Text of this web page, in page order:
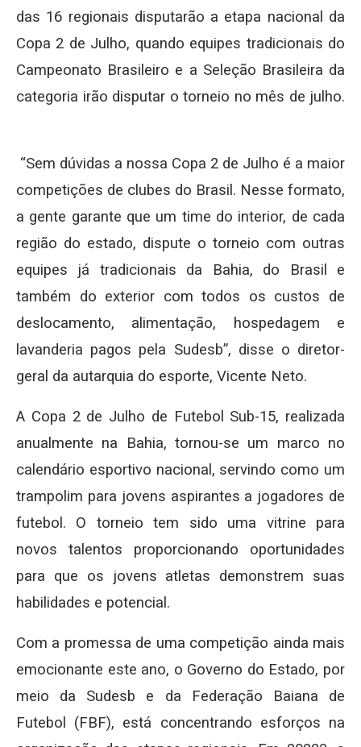
das 16 regionais disputarão a etapa nacional da
Copa 2 de Julho, quando equipes tradicionais do
Campeonato Brasileiro e a Seleção Brasileira da
categoria irão disputar o torneio no mês de julho.
“Sem dúvidas a nossa Copa 2 de Julho é a maior
competições de clubes do Brasil. Nesse formato,
a gente garante que um time do interior, de cada
região do estado, dispute o torneio com outras
equipes já tradicionais da Bahia, do Brasil e
também do exterior com todos os custos de
deslocamento, alimentação, hospedagem e
lavanderia pagos pela Sudesb”, disse o diretor-
geral da autarquia do esporte, Vicente Neto.
A Copa 2 de Julho de Futebol Sub-15, realizada
anualmente na Bahia, tornou-se um marco no
calendário esportivo nacional, servindo como um
trampolim para jovens aspirantes a jogadores de
futebol. O torneio tem sido uma vitrine para
novos talentos proporcionando oportunidades
para que os jovens atletas demonstrem suas
habilidades e potencial.
Com a promessa de uma competição ainda mais
emocionante este ano, o Governo do Estado, por
meio da Sudesb e da Federação Baiana de
Futebol (FBF), está concentrando esforços na